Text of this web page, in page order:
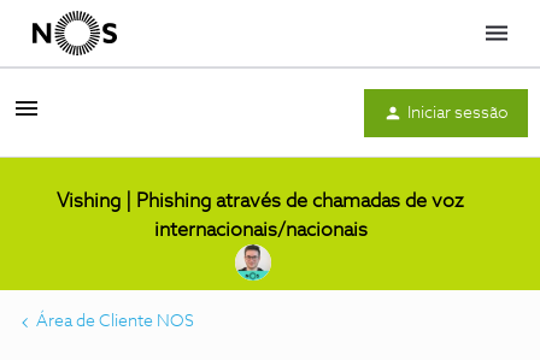
Menu
Iniciar sessão
Vishing | Phishing através de chamadas de voz
internacionais/nacionais
Área de Cliente NOS